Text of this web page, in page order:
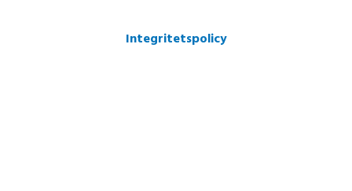
Integritetspolicy